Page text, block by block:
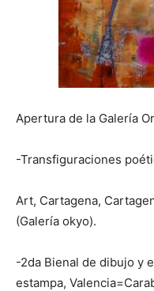
Apertura de la Galería
-Transfiguraciones
Art, Cartagena,
(Galería okyo).
-2da Bienal de dibujo y
estampa,